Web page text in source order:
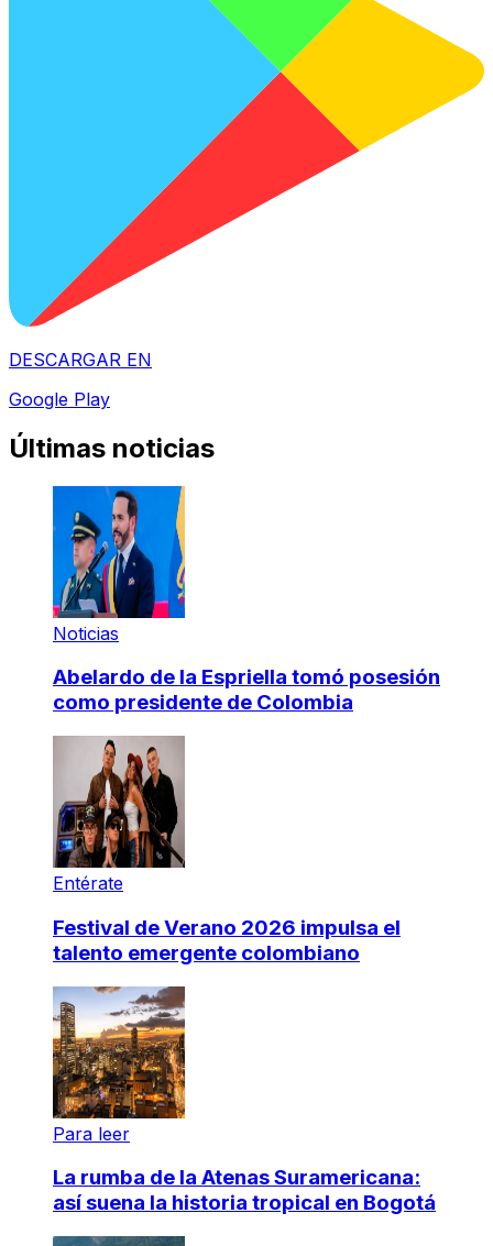
DESCARGAR EN
Google Play
Últimas noticias
Noticias
Abelardo de la Espriella tomó posesión
como presidente de Colombia
Entérate
Festival de Verano 2026 impulsa el
talento emergente colombiano
Para leer
La rumba de la Atenas Suramericana:
así suena la historia tropical en Bogotá